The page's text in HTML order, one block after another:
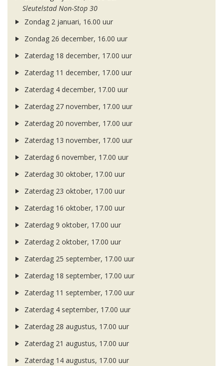
Sleutelstad Non-Stop 30
Zondag 2 januari, 16.00 uur
Zondag 26 december, 16.00 uur
Zaterdag 18 december, 17.00 uur
Zaterdag 11 december, 17.00 uur
Zaterdag 4 december, 17.00 uur
Zaterdag 27 november, 17.00 uur
Zaterdag 20 november, 17.00 uur
Zaterdag 13 november, 17.00 uur
Zaterdag 6 november, 17.00 uur
Zaterdag 30 oktober, 17.00 uur
Zaterdag 23 oktober, 17.00 uur
Zaterdag 16 oktober, 17.00 uur
Zaterdag 9 oktober, 17.00 uur
Zaterdag 2 oktober, 17.00 uur
Zaterdag 25 september, 17.00 uur
Zaterdag 18 september, 17.00 uur
Zaterdag 11 september, 17.00 uur
Zaterdag 4 september, 17.00 uur
Zaterdag 28 augustus, 17.00 uur
Zaterdag 21 augustus, 17.00 uur
Zaterdag 14 augustus, 17.00 uur